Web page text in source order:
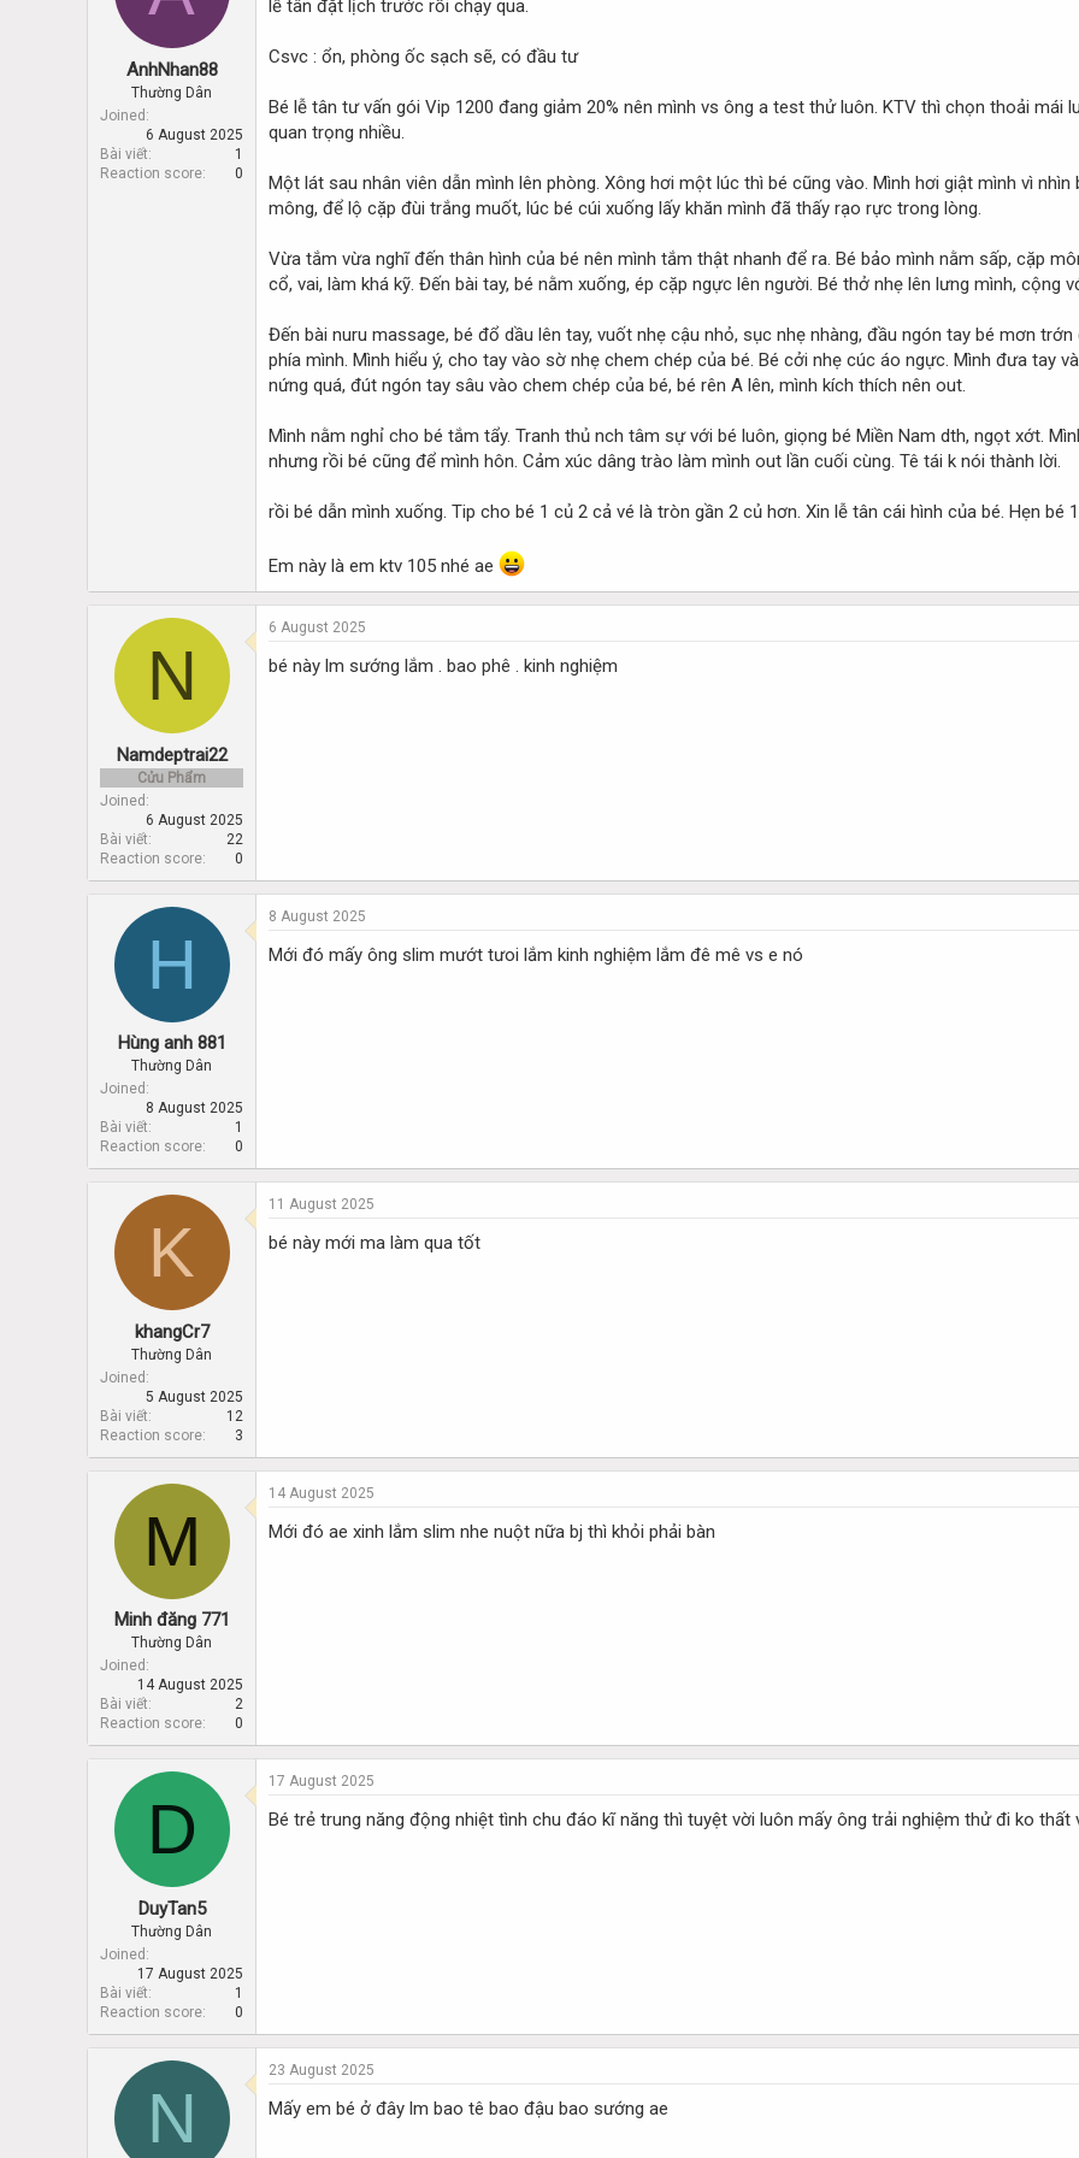
t
r
a
e
AnhNhan88
Thường Dân
Joined
6 August 2025
Bài viết
1
Reaction score
0
lễ tân đặt lịch trước rồi chạy qua.
Csvc : ổn, phòng ốc sạch sẽ, có đầu tư
Bé lễ tân tư vấn gói Vip 1200 đang giảm 20% nên mình vs ông a test thử luôn. KTV thì chọn thoải mái
quan trọng nhiều.
Một lát sau nhân viên dẫn mình lên phòng. Xông hơi một lúc thì bé cũng vào. Mình hơi giật mình vì
mông, để lộ cặp đùi trắng muốt, lúc bé cúi xuống lấy khăn mình đã thấy rạo rực trong lòng.
Vừa tắm vừa nghĩ đến thân hình của bé nên mình tắm thật nhanh để ra. Bé bảo mình nằm sấp, cặp
cổ, vai, làm khá kỹ. Đến bài tay, bé nằm xuống, ép cặp ngực lên người. Bé thở nhẹ lên lưng mình, cộng
Đến bài nuru massage, bé đổ dầu lên tay, vuốt nhẹ cậu nhỏ, sục nhẹ nhàng, đầu ngón tay bé mơn
phía mình. Mình hiểu ý, cho tay vào sờ nhẹ chem chép của bé. Bé cởi nhẹ cúc áo ngực. Mình đưa tay
nứng quá, đút ngón tay sâu vào chem chép của bé, bé rên A lên, mình kích thích nên out.
Mình nằm nghỉ cho bé tắm tẩy. Tranh thủ nch tâm sự với bé luôn, giọng bé Miền Nam dth, ngọt xớt.
nhưng rồi bé cũng để mình hôn. Cảm xúc dâng trào làm mình out lần cuối cùng. Tê tái k nói thành lời.
rồi bé dẫn mình xuống. Tip cho bé 1 củ 2 cả vé là tròn gần 2 củ hơn. Xin lễ tân cái hình của bé. Hẹn bé
Em này là em ktv 105 nhé ae
N
Namdeptrai22
Cửu Phẩm
Joined
6 August 2025
Bài viết
22
Reaction score
0
6 August 2025
bé này lm sướng lắm . bao phê . kinh nghiệm
H
Hùng anh 881
Thường Dân
Joined
8 August 2025
Bài viết
1
Reaction score
0
8 August 2025
Mới đó mấy ông slim mướt tưoi lắm kinh nghiệm lắm đê mê vs e nó
K
khangCr7
Thường Dân
Joined
5 August 2025
Bài viết
12
Reaction score
3
11 August 2025
bé này mới ma làm qua tốt
M
Minh đăng 771
Thường Dân
Joined
14 August 2025
Bài viết
2
Reaction score
0
14 August 2025
Mới đó ae xinh lắm slim nhe nuột nữa bj thì khỏi phải bàn
D
DuyTan5
Thường Dân
Joined
17 August 2025
Bài viết
1
Reaction score
0
17 August 2025
Bé trẻ trung năng động nhiệt tình chu đáo kĩ năng thì tuyệt vời luôn mấy ông trải nghiệm thử đi ko thất
N
23 August 2025
Mấy em bé ở đây lm bao tê bao đậu bao sướng ae